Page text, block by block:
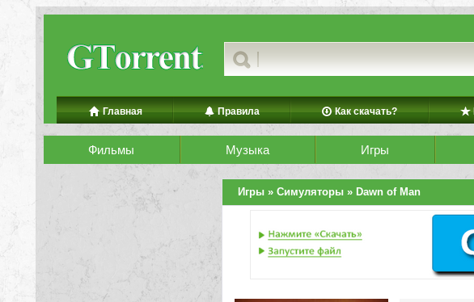
Главная Правила Как скачать?
Фильмы Музыка Игры
Игры » Симуляторы » Dawn of Man